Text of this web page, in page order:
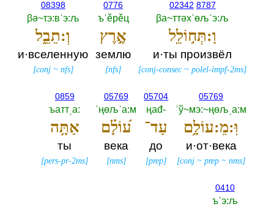
02342 8787
βа~ттәхˈөљˈэ:љ
וַ:תְּח֣וֹלֵֽל
и·ты произвёл
[conj-consec ~polel-impf-2ms]
0776
ъˈěрěц
אֶ֣רֶץ
землю
[nfs]
08398
βә~τэ:вˈэ:љ
וְ:תֵבֵ֑ל
и·вселенную
[conj~ nfs]
05769
ˈў~мэ:~ңөљˌа:м
וּֽ:מֵ:עוֹלָ֥ם
и·от·века
[conj ~prep ~nms]
05704
ңаđ-‎
עַד־
до
[prep]
05769
ˈңөљˈа:м
ע֝וֹלָ֗ם
века
[nms]
0859
ъаттˌа:‎
אַתָּ֥ה
ты
[pers-pr-2ms]
0410
ъˈэ:љ